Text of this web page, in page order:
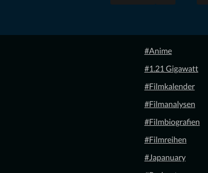
#Anime
#1.21 Gigawatt
#Filmkalender
#Filmanalysen
#Filmbiografien
#Filmreihen
#Japanuary